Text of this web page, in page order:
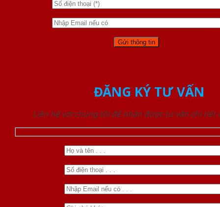
ĐĂNG KÝ TƯ VẤN
Liên hệ với chúng tôi để nhận được tư vấn chi tiết